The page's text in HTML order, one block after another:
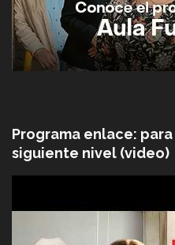
Programa enlace:
siguiente nivel (video)